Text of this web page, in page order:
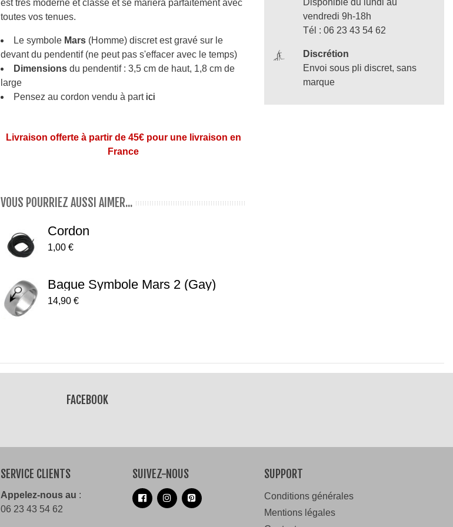
est très moderne et classe et se mariera parfaitement avec
toutes vos tenues.
Le symbole Mars (Homme) discret est gravé sur le
devant du pendentif (ne peut pas s'effacer avec le temps)
Dimensions du pendentif : 3,5 cm de haut, 1,8 cm de
large
Pensez au cordon vendu à part ici
Livraison offerte à partir de 45€ pour une livraison en
France
VOUS POURRIEZ AUSSI AIMER...
Cordon
1,00 €
Bague Symbole Mars 2 (gay)
14,90 €
Disponible du lundi au
vendredi 9h-18h
Tél : 06 23 43 54 62
Discrétion
Envoi sous pli discret, sans
marque
FACEBOOK
SERVICE CLIENTS
Appelez-nous au :
06 23 43 54 62
SUIVEZ-NOUS SUPPORT
Conditions générales
Mentions légales